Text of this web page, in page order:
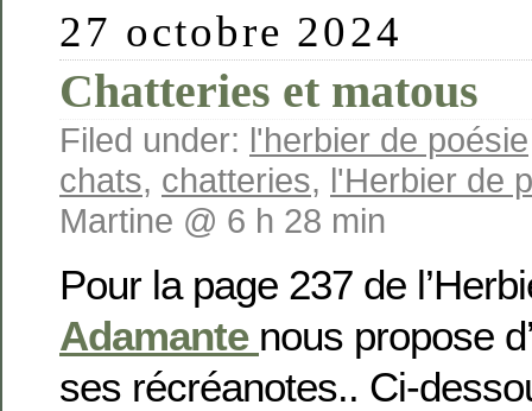
27 octobre 2024
Chatteries et matous
Filed under: l'herbier de poésie
chats, chatteries, l'Herbier de
Martine @ 6 h 28 min
Pour la page 237 de
Adamante nous propose
ses récréanotes.. Ci-